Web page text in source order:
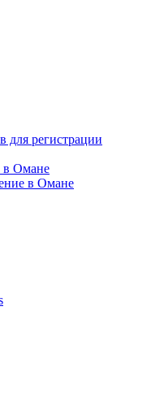
для регистрации
в Омане
в Омане